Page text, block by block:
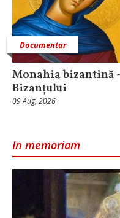
Documentar
Monahia bizantină
Bizanțului
09 Aug, 2026
In memoriam